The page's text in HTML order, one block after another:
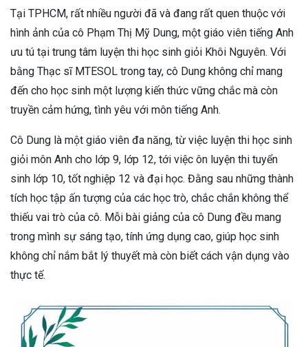
Tại TPHCM, rất nhiều người đã và đang rất quen thuộc với
hình ảnh của cô Phạm Thị Mỹ Dung, một giáo viên tiếng Anh
ưu tú tại trung tâm luyện thi học sinh giỏi Khôi Nguyên. Với
bằng Thạc sĩ MTESOL trong tay, cô Dung không chỉ mang
đến cho học sinh một lượng kiến thức vững chắc mà còn
truyền cảm hứng, tình yêu với môn tiếng Anh.
Cô Dung là một giáo viên đa năng, từ việc luyện thi học sinh
giỏi môn Anh cho lớp 9, lớp 12, tới việc ôn luyện thi tuyển
sinh lớp 10, tốt nghiệp 12 và đại học. Đằng sau những thành
tích học tập ấn tượng của các học trò, chắc chắn không thể
thiếu vai trò của cô. Mỗi bài giảng của cô Dung đều mang
trong mình sự sáng tạo, tính ứng dụng cao, giúp học sinh
không chỉ nắm bắt lý thuyết mà còn biết cách vận dụng vào
thực tế.